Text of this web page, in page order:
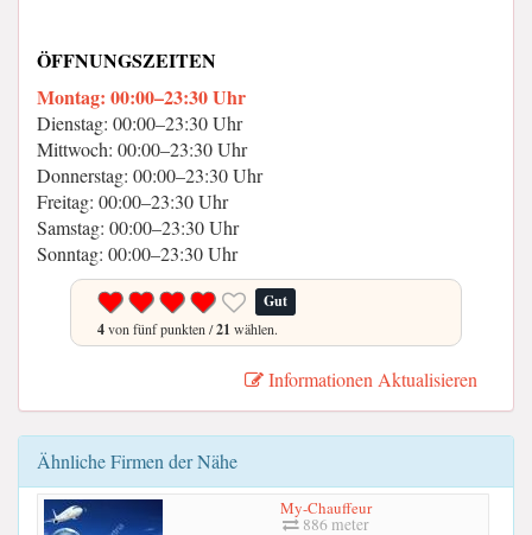
ÖFFNUNGSZEITEN
Montag: 00:00–23:30 Uhr
Dienstag: 00:00–23:30 Uhr
Mittwoch: 00:00–23:30 Uhr
Donnerstag: 00:00–23:30 Uhr
Freitag: 00:00–23:30 Uhr
Samstag: 00:00–23:30 Uhr
Sonntag: 00:00–23:30 Uhr
Gut
4von fünf punkten /21 wählen.
Informationen Aktualisieren
Ähnliche Firmen der Nähe
My-Chauffeur
886 meter